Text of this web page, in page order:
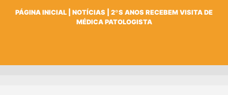
PÁGINA INICIAL NOTÍCIAS
2ºS ANOS RECEBEM VISITA DE
MÉDICA PATOLOGISTA